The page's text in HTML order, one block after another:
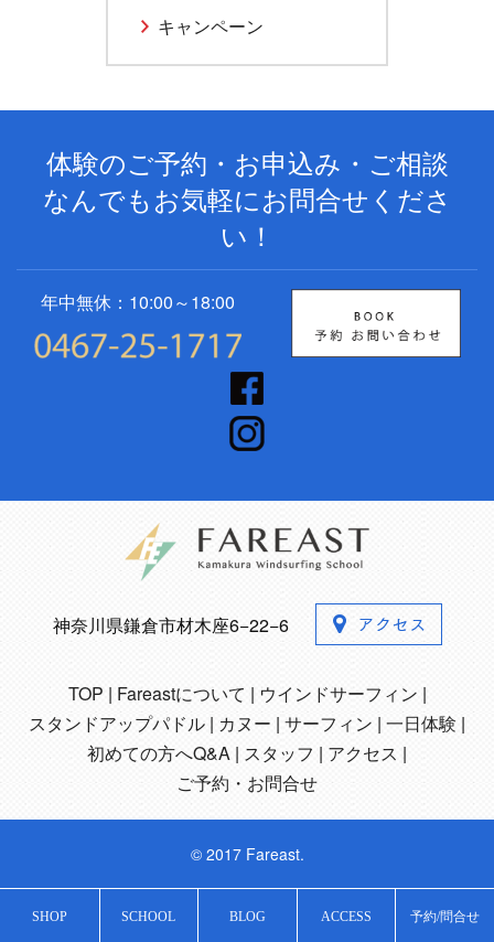
SHOP SCHOOL BLOG ACCESS 予約/問合せ
キャンペーン
体験のご予約・お申込み・ご相談
なんでもお気軽にお問合せくださ
い！
年中無休：10:00～18:00
神奈川県鎌倉市材木座6−22−6
TOP Fareastについて
ウインドサーフィン
スタンドアップパドル
カヌー サーフィン 一日体験
初めての方へQ&A スタッフ
アクセス
ご予約・お問合せ
© 2017 Fareast.